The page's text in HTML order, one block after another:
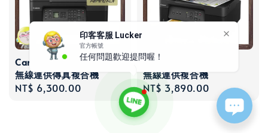
印客客服 Lucker
官方帳號
任何問題歡迎提問喔！
Canon PIXMA G4770
無線連供傳真複合機
Regular
NT$ 6,300.00
Canon PIXMA G3730
無線連供複合機
Regular
price
NT$ 3,890.00